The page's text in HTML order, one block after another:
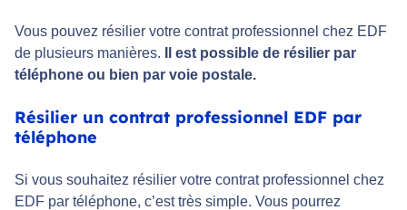
Vous pouvez résilier votre contrat professionnel chez EDF
de plusieurs manières.
Il est possible de résilier par
téléphone ou bien par voie postale.
Résilier un contrat professionnel EDF par
téléphone
Si vous souhaitez résilier votre contrat professionnel chez
EDF par téléphone, c’est très simple. Vous pourrez